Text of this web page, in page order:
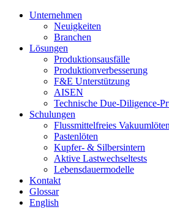
Unternehmen
Neuigkeiten
Branchen
Lösungen
Produktionsausfälle
Produktionverbesserung
F&E Unterstützung
AISEN
Technische Due-Diligence-
Schulungen
Flussmittelfreies Vakuumlöten
Pastenlöten
Kupfer- & Silbersintern
Aktive Lastwechseltests
Lebensdauermodelle
Kontakt
Glossar
English